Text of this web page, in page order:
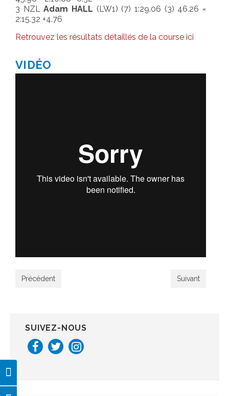
Passer en contraste élevé
3 NZLAdam HALL (LW1) (7) 1:29.06 (3) 46.26 =
2:15.32 +4.76
Retrouvez les résultats détaillés de la course ici
VIDÉO
Précédent Suivant
SUIVEZ-NOUS